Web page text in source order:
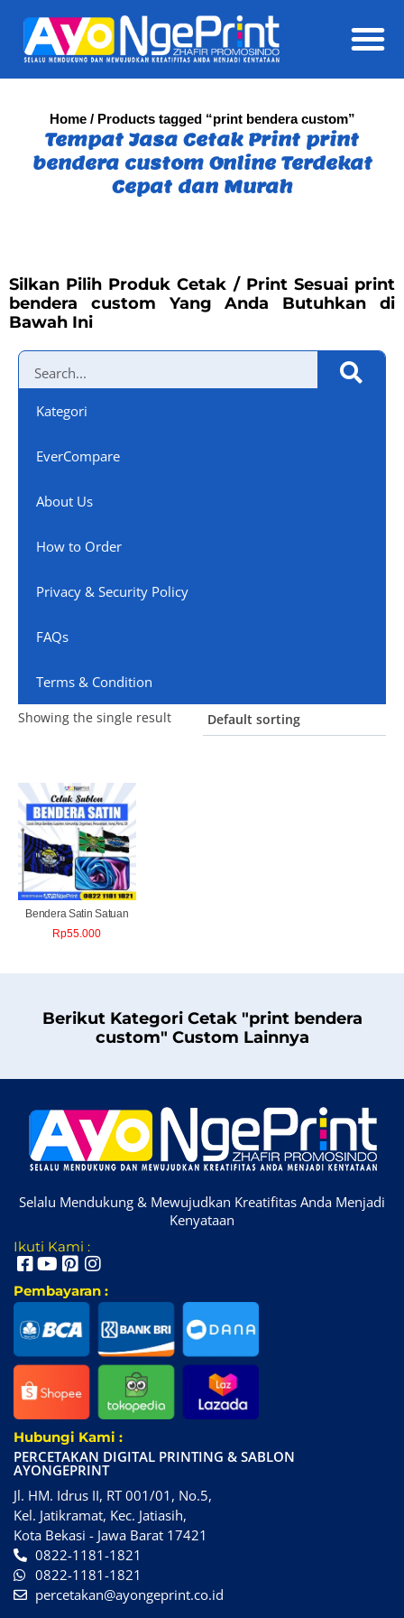
Home/ Products tagged “print bendera custom”
Tempat Jasa Cetak Print print
bendera custom Online Terdekat
Cepat dan Murah
Silkan Pilih Produk Cetak / Print Sesuai print
bendera custom Yang Anda Butuhkan di
Bawah Ini
Kategori
EverCompare
About Us
How to Order
Privacy & Security Policy
FAQs
Terms & Condition
Showing the single result
Bendera Satin Satuan
Rp55.000
Berikut Kategori Cetak "print bendera
custom" Custom Lainnya
Selalu Mendukung & Mewujudkan Kreatifitas Anda Menjadi
Kenyataan
Ikuti Kami :
Pembayaran :
Hubungi Kami :
PERCETAKAN DIGITAL PRINTING & SABLON
AYONGEPRINT
Jl. HM. Idrus II, RT 001/01, No.5,
Kel. Jatikramat, Kec. Jatiasih,
Kota Bekasi - Jawa Barat 17421
0822-1181-1821
0822-1181-1821
percetakan@ayongeprint.co.id